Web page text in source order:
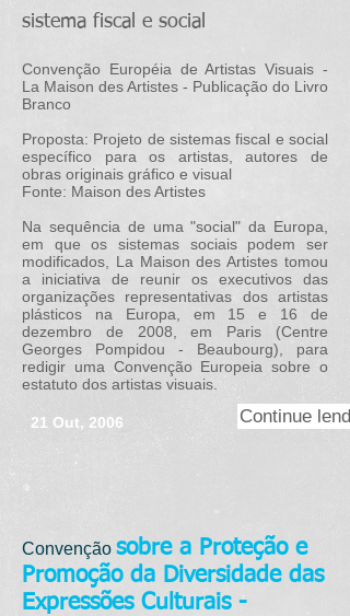
sistema fiscal e social​
Convenção Européia de Artistas Visuais -
La Maison des Artistes - Publicação do Livro
Branco
Proposta: Projeto de sistemas fiscal e social
específico para os artistas, autores de
obras originais gráfico e visual
Fonte: Maison des Artistes
Na sequência de uma "social" da Europa,
em que os sistemas sociais podem ser
modificados, La Maison des Artistes tomou
a iniciativa de reunir os executivos das
organizações representativas dos artistas
plásticos na Europa, em 15 e 16 de
dezembro de 2008, em Paris (Centre
Georges Pompidou - Beaubourg), para
redigir uma Convenção Europeia sobre o
estatuto dos artistas visuais.
21 Out, 2006 Continue
Convenção sobre a Proteção e
Promoção da Diversidade das
Expressões Culturais -